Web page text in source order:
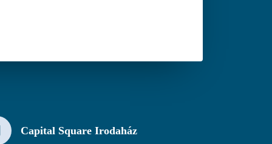
Capital Square Irodaház